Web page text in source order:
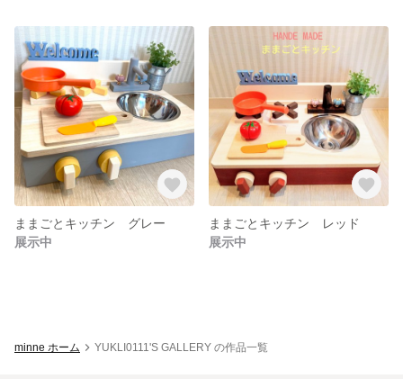
ままごとキッチン グレー
展示中
ままごとキッチン レッド
展示中
minne ホーム YUKLI0111'S GALLERY の作品一覧